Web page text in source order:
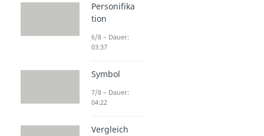
Personifika
tion
6/8 – Dauer:
03:37
Symbol
7/8 – Dauer:
04:22
Vergleich